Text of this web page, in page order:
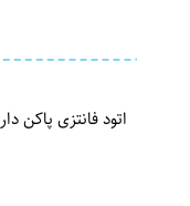
اتود فانتزی پاکن